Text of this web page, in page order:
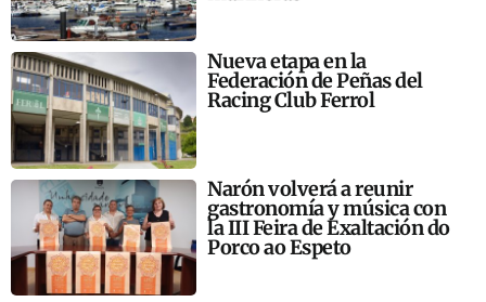
Nueva etapa en la
Federación de Peñas del
Racing Club Ferrol
Narón volverá a reunir
gastronomía y música con
la III Feira de Exaltación do
Porco ao Espeto